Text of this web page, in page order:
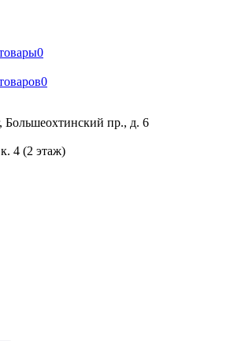
0
0
Большеохтинский пр., д. 6
4 (2 этаж)